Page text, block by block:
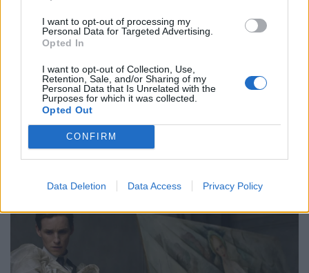
I want to opt-out of processing my
Personal Data for Targeted Advertising.
Opted In
I want to opt-out of Collection, Use,
Retention, Sale, and/or Sharing of my
Personal Data that Is Unrelated with the
Purposes for which it was collected.
Opted Out
CONFIRM
Data Deletion Data Access Privacy Policy